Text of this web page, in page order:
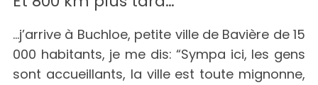
…j’arrive à Buchloe, petite ville de Bavière de 15
000 habitants, je me dis: “Sympa ici, les gens
sont accueillants, la ville est toute mignonne,